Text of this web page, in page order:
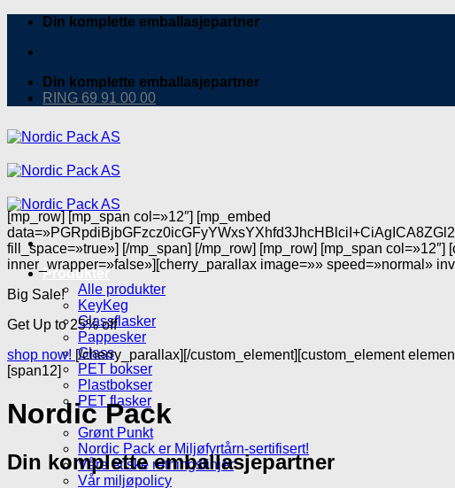
Skip
content
Din komplette emballasjepartner
Din komplette emballasjepartner
RING 69 91 00 00
Produkter
Alle produkter
KeyKeg
Glassflasker
Pappesker
Glass
PET bokser
Plastbokser
PET flasker
Miljø
Grønt Punkt
Nordic Pack er Miljøfyrtårn-sertifisert!
Våre etiske retningslinjer
Vår miljøpolicy
[mp_row] [mp_span col=»12″] [mp_embed
fill_space=»true»] [/mp_span] [/mp_row] [mp_row] [mp_span
inner_wrapper=»false»][cherry_parallax image=»» speed=»normal»
Big Sale!
Get Up to 25% off
shop now! [/cherry_parallax][/custom_element][custom_element
[span12]
Nordic Pack
Din komplette emballasjepartner